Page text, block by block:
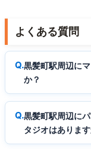
よくある質問
黒髪町駅周辺に
か？
黒髪町駅周辺に
タジオはあります